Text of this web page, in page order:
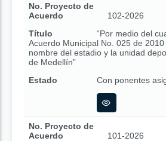
No. Proyecto de
Acuerdo
102-2026
Título
“Por medio del
Acuerdo Municipal No. 025 de
nombre del estadio y la unidad
de Medellín”
Estado
Con ponentes
No. Proyecto de
Acuerdo
101-2026